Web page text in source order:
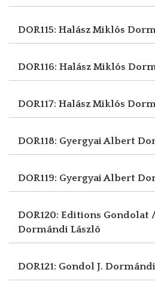
DOR115: Halász Miklós
DOR116: Halász Miklós
DOR117: Halász Miklós
DOR118: Gyergyai Albert
DOR119: Gyergyai Albert
DOR120: Editions Gondolat
Dormándi László
DOR121: Gondol J.